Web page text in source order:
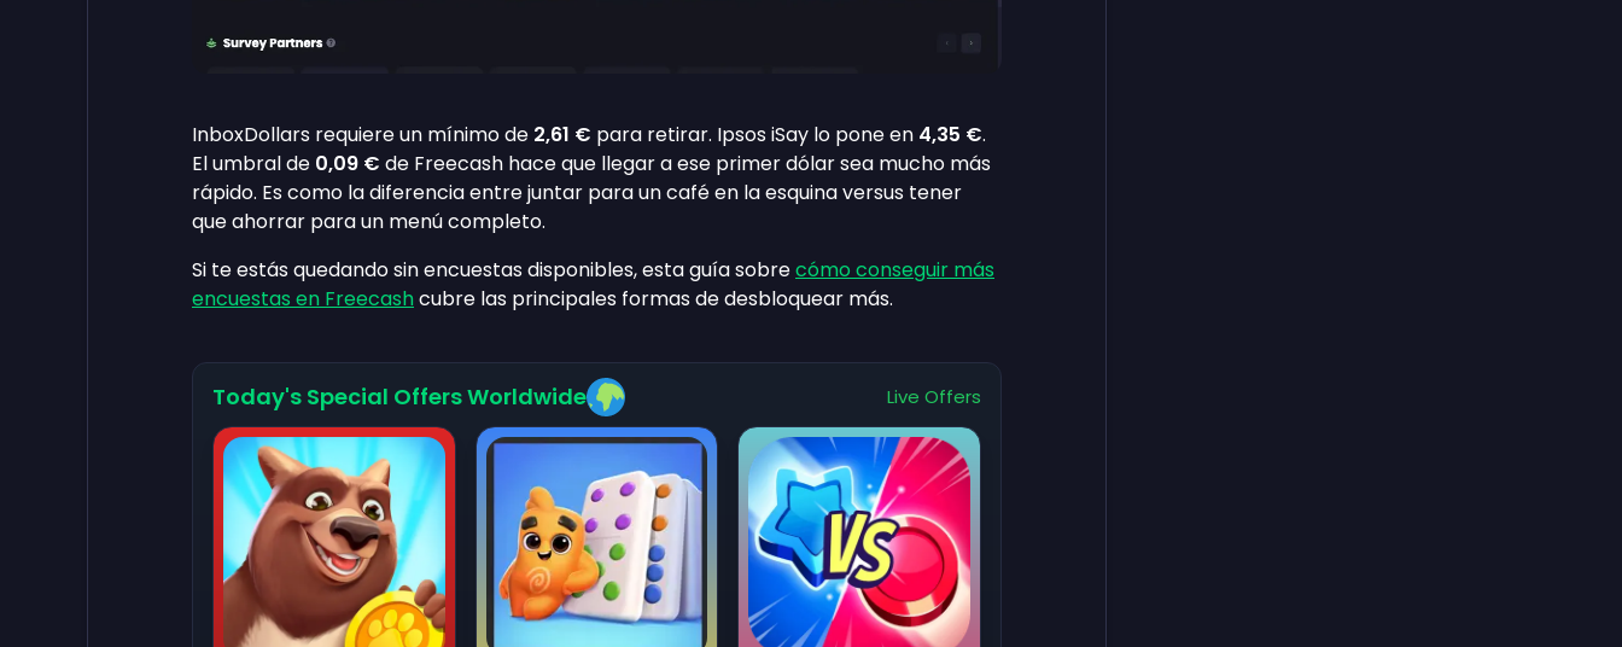
InboxDollars requiere un mínimo de 2,61 € para retirar. Ipsos iSay lo pone en 4,35 €.
El umbral de 0,09 € de Freecash hace que llegar a ese primer dólar sea mucho más
rápido. Es como la diferencia entre juntar para un café en la esquina versus tener
que ahorrar para un menú completo.
Si te estás quedando sin encuestas disponibles, esta guía sobrecómo conseguir más
encuestas en Freecashcubre las principales formas de desbloquear más.
Today's Special Offers Worldwide Live Offers